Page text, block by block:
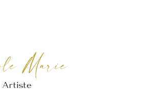
Marie
Artiste